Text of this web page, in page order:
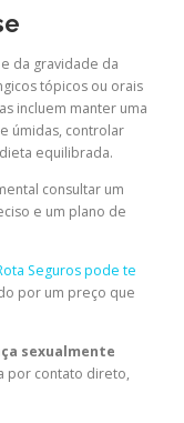
da gravidade da
tópicos ou orais
incluem manter uma
úmidas, controlar
equilibrada.
consultar um
e um plano de
Seguros pode te
por um preço que
sexualmente
por contato direto,